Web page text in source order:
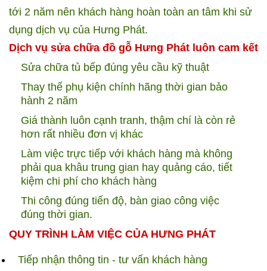
tới 2 năm nên khách hàng hoàn toàn an tâm khi sử
dụng dịch vụ của Hưng Phát.
Dịch vụ sửa chữa đồ gỗ Hưng Phát luôn cam kết
Sửa chữa tủ bếp đúng yêu cầu kỹ thuật
Thay thế phụ kiện chính hãng thời gian bảo
hành 2 năm
Giá thành luôn cạnh tranh, thậm chí là còn rẻ
hơn rất nhiều đơn vị khác
Làm việc trực tiếp với khách hàng mà không
phải qua khâu trung gian hay quảng cáo, tiết
kiệm chi phí cho khách hàng
Thi công đúng tiến độ, bàn giao công việc
đúng thời gian.
QUY TRÌNH LÀM VIỆC CỦA HƯNG PHÁT
Tiếp nhận thông tin - tư vấn khách hàng